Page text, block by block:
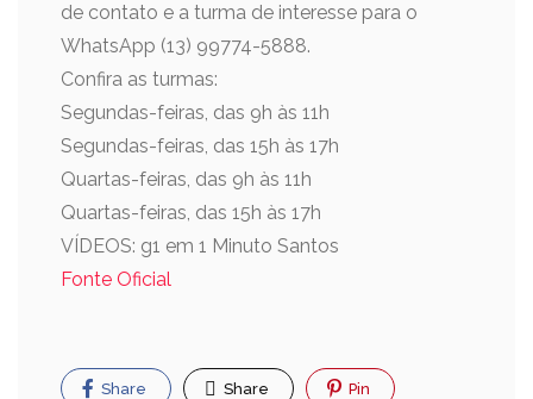
de contato e a turma de interesse para o
WhatsApp (13) 99774-5888.
Confira as turmas:
Segundas-feiras, das 9h às 11h
Segundas-feiras, das 15h às 17h
Quartas-feiras, das 9h às 11h
Quartas-feiras, das 15h às 17h
VÍDEOS: g1 em 1 Minuto Santos
Fonte Oficial
Share Share Pin